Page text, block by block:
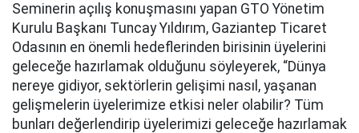
Seminerin açılış konuşmasını yapan GTO Yönetim
Kurulu Başkanı Tuncay Yıldırım, Gaziantep Ticaret
Odasının en önemli hedeflerinden birisinin üyelerini
geleceğe hazırlamak olduğunu söyleyerek, “Dünya
nereye gidiyor, sektörlerin gelişimi nasıl, yaşanan
gelişmelerin üyelerimize etkisi neler olabilir? Tüm
bunları değerlendirip üyelerimizi geleceğe hazırlamak